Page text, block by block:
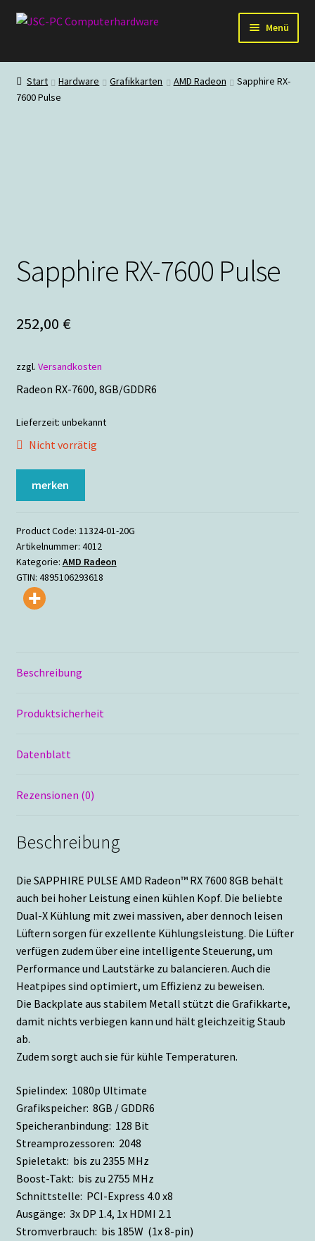
Zur
Zum
Menü
Hardware
PC-Systeme
Start Hardware Grafikkarten AMD Radeon
Sapphire RX-
7600 Pulse
Sapphire RX-7600 Pulse
252,00 €
zzgl. Versandkosten
Radeon RX-7600, 8GB/GDDR6
Lieferzeit: unbekannt
Nicht vorrätig
merken
Product Code: 11324-01-20G
Artikelnummer: 4012
Kategorie: AMD Radeon
GTIN: 4895106293618
Beschreibung
Produktsicherheit
Datenblatt
Rezensionen (0)
Beschreibung
Die SAPPHIRE PULSE AMD Radeon™ RX 7600 8GB behält
auch bei hoher Leistung einen kühlen Kopf. Die beliebte
Dual-X Kühlung mit zwei massiven, aber dennoch leisen
Lüftern sorgen für exzellente Kühlungsleistung. Die Lüfter
verfügen zudem über eine intelligente Steuerung, um
Performance und Lautstärke zu balancieren. Auch die
Heatpipes sind optimiert, um Effizienz zu beweisen.
Die Backplate aus stabilem Metall stützt die Grafikkarte,
damit nichts verbiegen kann und hält gleichzeitig Staub
ab.
Zudem sorgt auch sie für kühle Temperaturen.
Spielindex: 1080p Ultimate
Grafikspeicher: 8GB / GDDR6
Speicheranbindung: 128 Bit
Streamprozessoren: 2048
Spieletakt: bis zu 2355 MHz
Boost-Takt: bis zu 2755 MHz
Schnittstelle: PCI-Express 4.0 x8
Ausgänge: 3x DP 1.4, 1x HDMI 2.1
Stromverbrauch: bis 185W (1x 8-pin)